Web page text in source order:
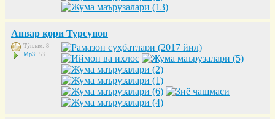
Анвар қори Турсунов
Тўплам: 8
Mp3: 53